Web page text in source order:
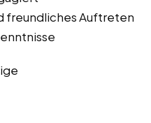
freundliches Auftreten